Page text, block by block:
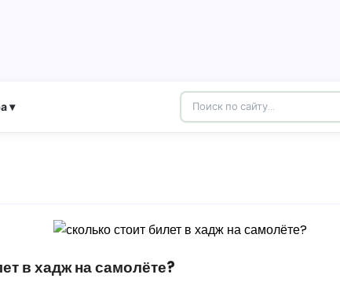
▾
в хадж на самолёте?